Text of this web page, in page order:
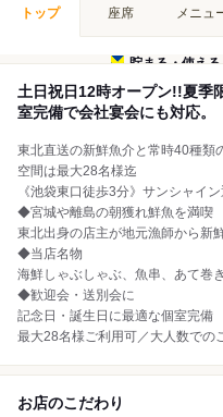
トップ 座席 メニュ
貯まる・使える
土日祝日12時オープン!!夏季
室完備で会社宴会にも対応。
東北直送の新鮮魚介と常時40種類
空間は最大28名様迄
《池袋東口徒歩3分》サンシャイ
◆宮城や離島の朝獲れ鮮魚を満喫
東北出身の店主が地元漁師から新
◆当店名物
海鮮しゃぶしゃぶ、魚串、あて巻
◆歓迎会・送別会に
記念日・誕生日に最適な個室完備
最大28名様ご利用可／大人数で
お店のこだわり